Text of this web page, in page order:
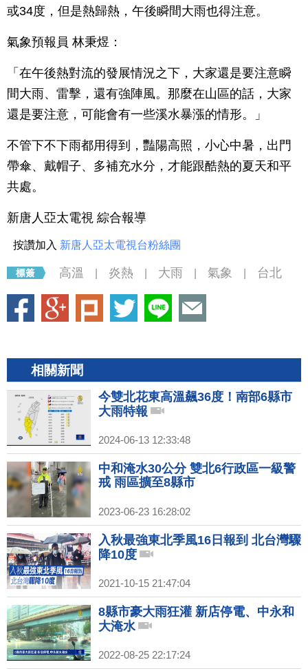
或34度，但是熱歸熱，午後瞬間大雨也得注意。
氣象預報員 林秉煜：
「在午後熱對流的發展情況之下，大家還是要注意瞬
間大雨、雷擊，還有強陣風。那麼在山區的話，大家
還是要注意，可能會有一些溪水暴漲的情形。」
不管下不下雨都用得到，豔陽高照，小心中暑，出門
帶傘、戴帽子、多補充水分，才能跟酷熱的夏天和平
共處。
新唐人亞太電視 綜合報導
按讚加入 新唐人亞太電視台粉絲團
高溫 炎熱 大雨 氣象 台北
相關新聞
今雙北花東高溫飆36度！南部6縣市
大雨特報
2024-06-13 12:33:48
中和淹水30公分 雙北6行政區一級警
戒 雨區擴至8縣市
2023-06-23 16:28:02
入秋最強東北季風16日報到 北台灣驟
降10度
2021-10-15 21:47:04
8縣市豪大雨狂灌 新店停電、中永和
大淹水
2022-08-25 22:17:24